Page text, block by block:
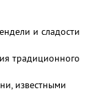
и сладости
традиционного
известными